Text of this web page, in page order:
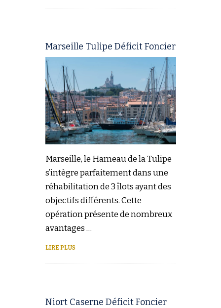
Marseille Tulipe Déficit Foncier
Marseille, le Hameau de la Tulipe
s’intègre parfaitement dans une
réhabilitation de 3 îlots ayant des
objectifs différents. Cette
opération présente de nombreux
avantages …
LIRE PLUS
Niort Caserne Déficit Foncier